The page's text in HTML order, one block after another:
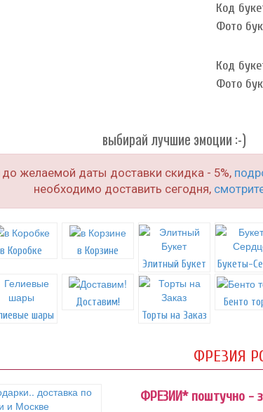
Код
Фото
Код
Фото
выбирай лучшие эмоции :-)
желаемой даты доставки скидка - 5%,
необходимо доставить сегодня,
в Коробке
в Корзине
Элитный Букет
Букеты-
шары
Доставим!
Торты на Заказ
Бенто
ФРЕЗИЯ
ФРЕЗИИ* поштучно -